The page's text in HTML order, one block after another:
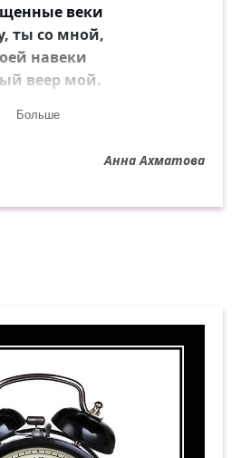
веки
ты со мной,
навеки
веер мой.
стали рядом
над Летним садом
свиданий.
я свободна,
чем вчера, —
холодной
Петра.
Больше
Анна Ахматова